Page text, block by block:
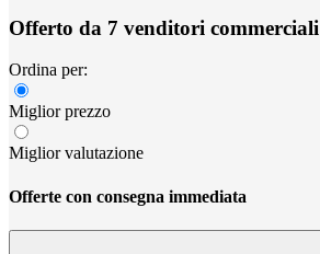
Offerto da 7 venditori commerciali
Ordina per:
Miglior prezzo
Miglior valutazione
Offerte con consegna immediata